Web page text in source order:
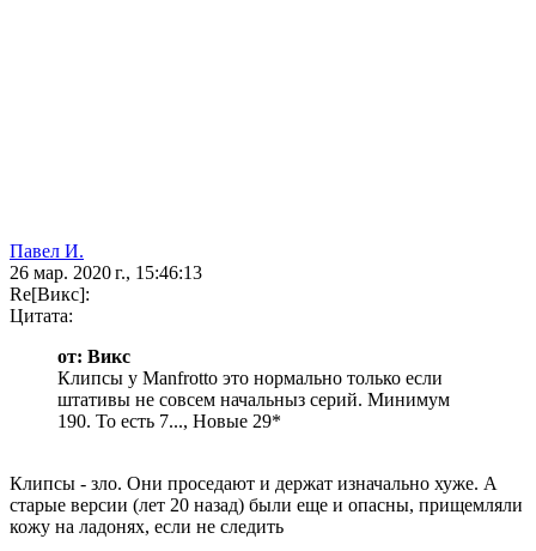
Павел И.
26 мар. 2020 г., 15:46:13
Re[Викс]:
Цитата:
от: Викс
Клипсы у Manfrotto это нормально только если
штативы не совсем начальныз серий. Минимум
190. То есть 7..., Новые 29*
Клипсы - зло. Они проседают и держат изначально хуже. А
старые версии (лет 20 назад) были еще и опасны, прищемляли
кожу на ладонях, если не следить